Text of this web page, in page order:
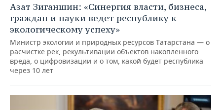
Азат Зиганшин: «Синергия власти, бизнеса,
граждан и науки ведет республику к
экологическому успеху»
Министр экологии и природных ресурсов Татарстана — о
расчистке рек, рекультивации объектов накопленного
вреда, о цифровизации и о том, какой будет республика
через 10 лет